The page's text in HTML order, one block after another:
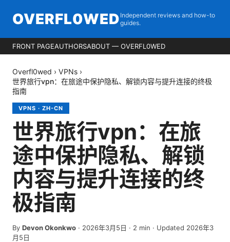
OVERFL0WED Independent reviews and how-to
guides.
FRONT PAGEAUTHORSABOUT — OVERFL0WED
Overfl0wed › VPNs ›
世界旅行vpn：在旅途中保护隐私、解锁内容与提升连接的终极
指南
VPNS · ZH-CN
世界旅行vpn：在旅
途中保护隐私、解锁
内容与提升连接的终
极指南
By Devon Okonkwo · 2026年3月5日 · 2 min · Updated 2026年3
月5日